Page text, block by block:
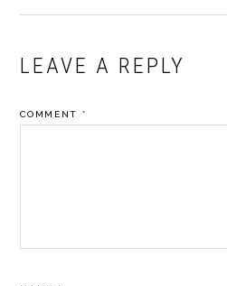
READER
LEAVE A REPLY
COMMENT *